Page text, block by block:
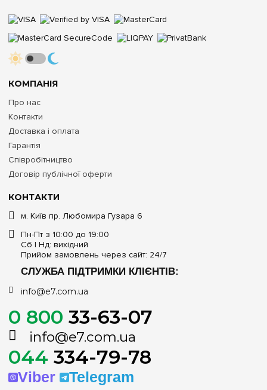
КОНТАКТИ
м. Київ пр. Любомира Гузара 6
Пн-Пт з 10:00 до 19:00
Сб | Нд: вихідний
Прийом замовлень через сайт: 24/7
СЛУЖБА ПІДТРИМКИ КЛІЄНТІВ:
info@e7.com.ua
0 800 33-63-07
info@e7.com.ua
044 334-79-78
Viber Telegram
КОМПАНІЯ
Про нас
Контакти
Доставка і оплата
Гарантія
Співробітництво
Договір публічної оферти